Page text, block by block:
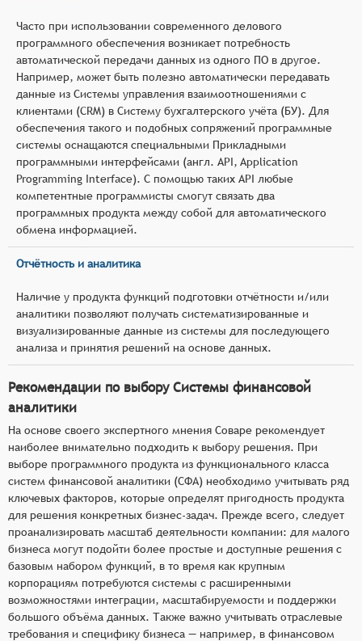
Часто при использовании современного делового
программного обеспечения возникает потребность
автоматической передачи данных из одного ПО в другое.
Например, может быть полезно автоматически передавать
данные из Системы управления взаимоотношениями с
клиентами (CRM) в Систему бухгалтерского учёта (БУ). Для
обеспечения такого и подобных сопряжений программные
системы оснащаются специальными Прикладными
программными интерфейсами (англ. API, Application
Programming Interface). С помощью таких API любые
компетентные программисты смогут связать два
программных продукта между собой для автоматического
обмена информацией.
Отчётность и аналитика
Наличие у продукта функций подготовки отчётности и/или
аналитики позволяют получать систематизированные и
визуализированные данные из системы для последующего
анализа и принятия решений на основе данных.
Рекомендации по выбору Системы финансовой
аналитики
На основе своего экспертного мнения Соваре рекомендует
наиболее внимательно подходить к выбору решения. При
выборе программного продукта из функционального класса
систем финансовой аналитики (СФА) необходимо учитывать ряд
ключевых факторов, которые определят пригодность продукта
для решения конкретных бизнес-задач. Прежде всего, следует
проанализировать масштаб деятельности компании: для малого
бизнеса могут подойти более простые и доступные решения с
базовым набором функций, в то время как крупным
корпорациям потребуются системы с расширенными
возможностями интеграции, масштабируемости и поддержки
большого объёма данных. Также важно учитывать отраслевые
требования и специфику бизнеса — например, в финансовом